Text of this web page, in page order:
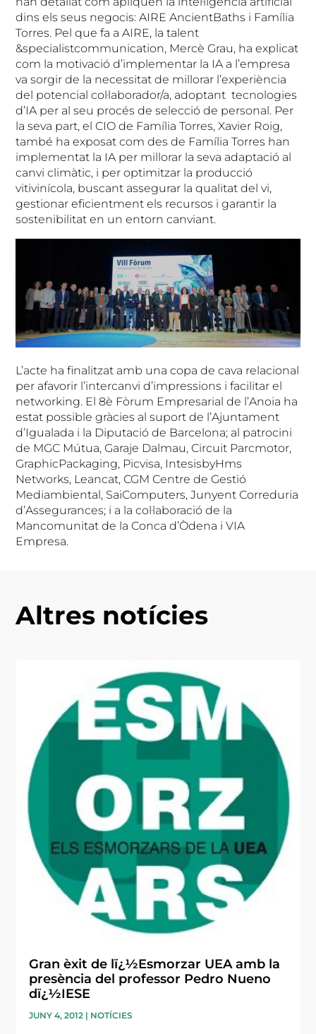
dins els seus negocis: AIRE AncientBaths i Família
Torres. Pel que fa a AIRE, la talent
&specialistcommunication, Mercè Grau, ha explicat
com la motivació d’implementar la IA a l’empresa
va sorgir de la necessitat de millorar l’experiència
del potencial col·laborador/a, adoptant tecnologies
d’IA per al seu procés de selecció de personal. Per
la seva part, el CIO de Família Torres, Xavier Roig,
també ha exposat com des de Família Torres han
implementat la IA per millorar la seva adaptació al
canvi climàtic, i per optimitzar la producció
vitivinícola, buscant assegurar la qualitat del vi,
gestionar eficientment els recursos i garantir la
sostenibilitat en un entorn canviant.
L’acte ha finalitzat amb una copa de cava relacional
per afavorir l’intercanvi d’impressions i facilitar el
networking. El 8è Fòrum Empresarial de l’Anoia ha
estat possible gràcies al suport de l’Ajuntament
d’Igualada i la Diputació de Barcelona; al patrocini
de MGC Mútua, Garaje Dalmau, Circuit Parcmotor,
GraphicPackaging, Picvisa, IntesisbyHms
Networks, Leancat, CGM Centre de Gestió
Mediambiental, SaiComputers, Junyent Correduria
d’Assegurances; i a la col·laboració de la
Mancomunitat de la Conca d’Òdena i VIA
Empresa.
Altres notícies
Gran èxit de lï¿½Esmorzar UEA amb la
presència del professor Pedro Nueno
dï¿½IESE
JUNY 4, 2012 | NOTÍCIES